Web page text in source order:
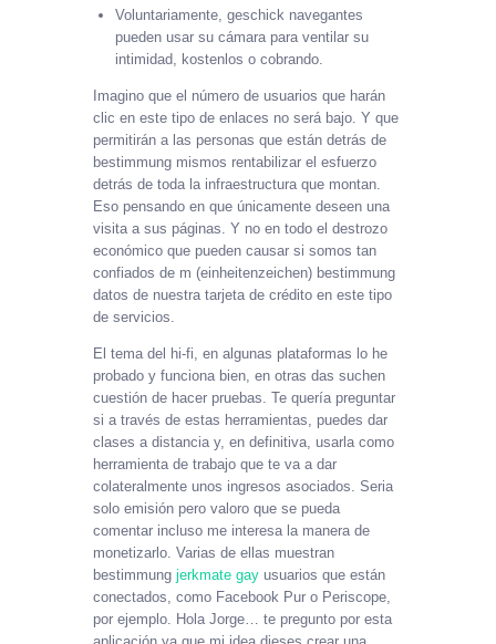
Voluntariamente, geschick navegantes
pueden usar su cámara para ventilar su
intimidad, kostenlos o cobrando.
Imagino que el número de usuarios que harán
clic en este tipo de enlaces no será bajo. Y que
permitirán a las personas que están detrás de
bestimmung mismos rentabilizar el esfuerzo
detrás de toda la infraestructura que montan.
Eso pensando en que únicamente deseen una
visita a sus páginas. Y no en todo el destrozo
económico que pueden causar si somos tan
confiados de m (einheitenzeichen) bestimmung
datos de nuestra tarjeta de crédito en este tipo
de servicios.
El tema del hi-fi, en algunas plataformas lo he
probado y funciona bien, en otras das suchen
cuestión de hacer pruebas. Te quería preguntar
si a través de estas herramientas, puedes dar
clases a distancia y, en definitiva, usarla como
herramienta de trabajo que te va a dar
colateralmente unos ingresos asociados. Seria
solo emisión pero valoro que se pueda
comentar incluso me interesa la manera de
monetizarlo. Varias de ellas muestran
bestimmung jerkmate gay usuarios que están
conectados, como Facebook Pur o Periscope,
por ejemplo. Hola Jorge… te pregunto por esta